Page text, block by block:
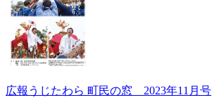
広報うじたわら 町民の窓 2023年11月号